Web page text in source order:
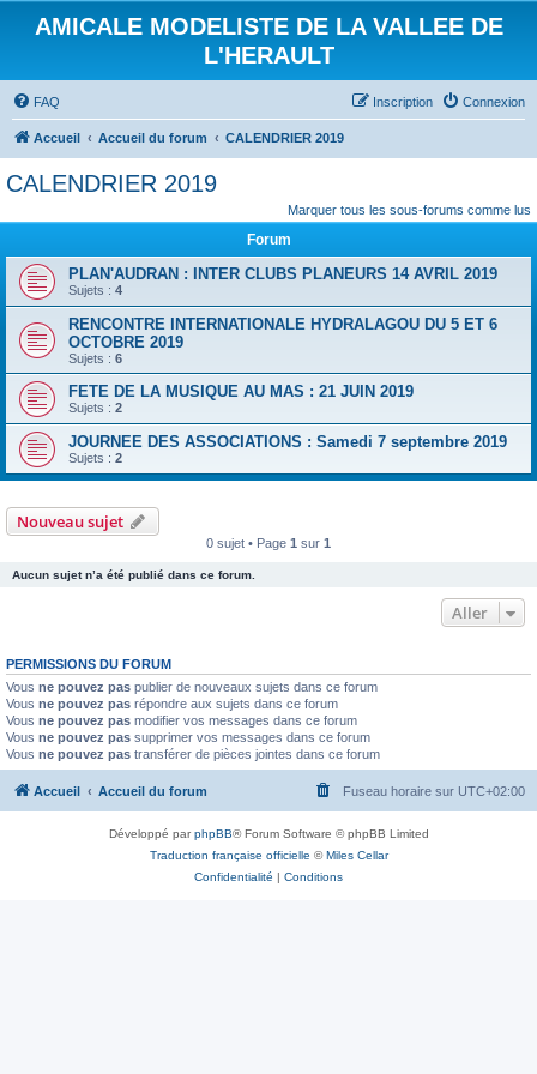
AMICALE MODELISTE DE LA VALLEE DE
L'HERAULT
FAQ Connexion
Inscription
Accueil Accueil du forum CALENDRIER 2019
CALENDRIER 2019
Marquer tous les sous-forums comme lus
Forum
PLAN'AUDRAN : INTER CLUBS PLANEURS 14 AVRIL 2019
Sujets : 4
RENCONTRE INTERNATIONALE HYDRALAGOU DU 5 ET 6
OCTOBRE 2019
Sujets : 6
FETE DE LA MUSIQUE AU MAS : 21 JUIN 2019
Sujets : 2
JOURNEE DES ASSOCIATIONS : Samedi 7 septembre 2019
Sujets : 2
Nouveau sujet
0 sujet • Page 1 sur 1
Aucun sujet n’a été publié dans ce forum.
Aller
PERMISSIONS DU FORUM
Vous ne pouvez pas publier de nouveaux sujets dans ce forum
Vous ne pouvez pas répondre aux sujets dans ce forum
Vous ne pouvez pas modifier vos messages dans ce forum
Vous ne pouvez pas supprimer vos messages dans ce forum
Vous ne pouvez pas transférer de pièces jointes dans ce forum
Accueil Accueil du forum Fuseau horaire sur UTC+02:00
Développé parphpBB® Forum Software © phpBB Limited
Traduction française officielle ©Miles Cellar
Confidentialité | Conditions